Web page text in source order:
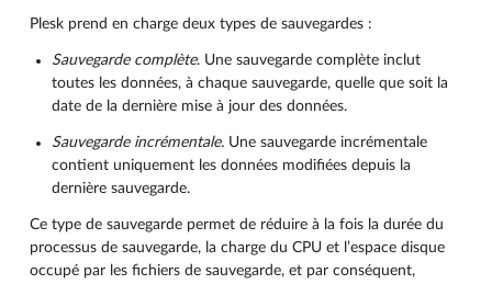
Plesk prend en charge deux types de sauvegardes :
Sauvegarde complète. Une sauvegarde complète inclut
toutes les données, à chaque sauvegarde, quelle que soit la
date de la dernière mise à jour des données.
Sauvegarde incrémentale. Une sauvegarde incrémentale
contient uniquement les données modifiées depuis la
dernière sauvegarde.
Ce type de sauvegarde permet de réduire à la fois la durée du
processus de sauvegarde, la charge du CPU et l’espace disque
occupé par les fichiers de sauvegarde, et par conséquent,